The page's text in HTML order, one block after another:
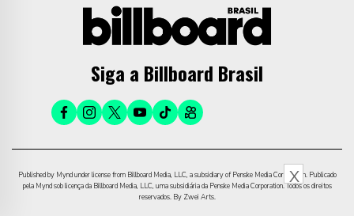
Siga a Billboard Brasil
Published by Mynd under license from Billboard Media, LLC, a subsidiary of Penske Media Corporation. Publicado
pela Mynd sob licença da Billboard Media, LLC, uma subsidiária da Penske Media Corporation. Todos os direitos
reservados. By Zwei Arts.
X